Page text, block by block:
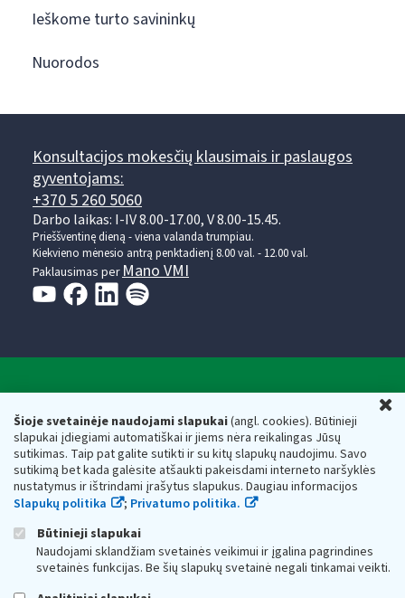
Šioje svetainėje naudojami slapukai(angl. cookies). Būtinieji
slapukai įdiegiami automatiškai ir jiems nėra reikalingas Jūsų
sutikimas. Taip pat galite sutikti ir su kitų slapukų naudojimu. Savo
sutikimą bet kada galėsite atšaukti pakeisdami interneto naršyklės
nustatymus ir ištrindami įrašytus slapukus. Daugiau informacijos
Slapukų politika
; Privatumo politika.
Būtinieji slapukai
Naudojami sklandžiam svetainės veikimui ir įgalina pagrindines
svetainės funkcijas. Be šių slapukų svetainė negali tinkamai veikti.
Ieškome turto savininkų
Nuorodos
Konsultacijos mokesčių klausimais ir paslaugos
gyventojams:
+370 5 260 5060
Darbo laikas: I-IV 8.00-17.00, V 8.00-15.45.
Prieššventinę dieną - viena valanda trumpiau.
Kiekvieno mėnesio antrą penktadienį 8.00 val. - 12.00 val.
Paklausimas per Mano VMI
Respublikos finansų ministerijos
Biudžetinė įstaiga. Juridinio asmens kodas — 188659752,
adresas: Vasario 16-osios g. 14, 01107 Vilnius, Lietuva, el.paštas:
vmi@vmi.lt, E. pristatymo dėžutės adresas 188659752
Duomenys apie Valstybinę mokesčių inspekciją prie Lietuvos
Respublikos finansų ministerijos kaupiami ir saugomi Juridinių